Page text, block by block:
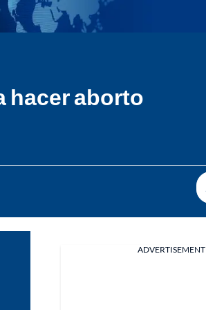
hacer aborto
ADVERTISEMENT